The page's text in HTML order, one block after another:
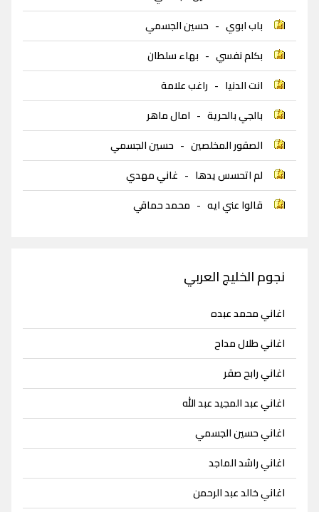
باب ابوي - حسين الجسمي
بكلم نفسي - بهاء سلطان
انت الدنيا - راغب علامة
بالجي بالحرية - امال ماهر
الصقور المخلصين - حسين الجسمي
لم اتحسس يدها - غاني مهدي
قالوا عني ايه - محمد حماقي
نجوم الخليج العربي
اغاني محمد عبده
اغاني طلال مداح
اغاني رابح صقر
اغاني عبد المجيد عبد الله
اغاني حسين الجسمي
اغاني راشد الماجد
اغاني خالد عبد الرحمن